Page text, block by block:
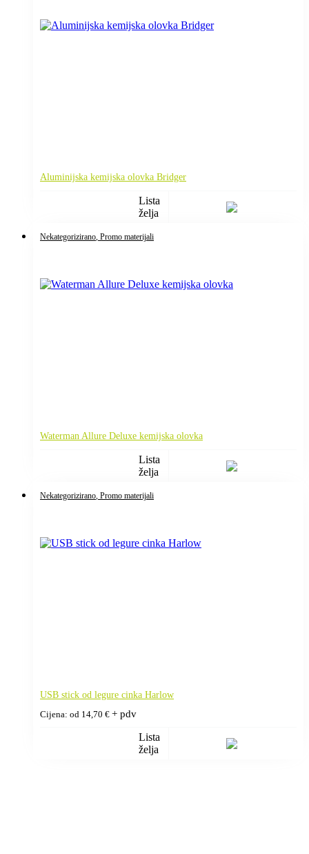
Aluminijska kemijska olovka Bridger
Lista
želja
Nekategorizirano , Promo materijali
Waterman Allure Deluxe kemijska olovka
Lista
želja
Nekategorizirano , Promo materijali
USB stick od legure cinka Harlow
Cijena: od 14,70 € + pdv
Lista
želja